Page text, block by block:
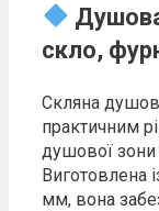
скло,
Скляна д
практичним
душової зони
Виготовлена і
мм, вона